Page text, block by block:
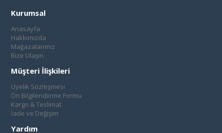
Kurumsal
Anasayfa
Hakkımızda
Mağazalarımız
Bize Ulaşın
Müşteri İlişkileri
Üyelik Sözleşmesi
Ön Bilgilendiirme Formu
Kargo & Teslimat
İade ve Değişim
Yardım